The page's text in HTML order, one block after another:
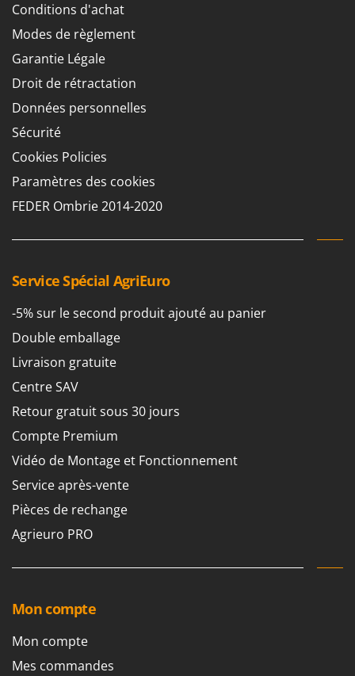
Tineco
Titania
Tornado
Tre Spade
Trev - Abrek - TecnoVIR
Trotec
Troy-Bilt
U
Udor
V
Verdemax
W
Waldner
Weber
WIDU
Wiper EcoRobot
Wolf Garten
Wortex
Worx
Z
Zanon
ZGrills
Conditions d'achat
Modes de règlement
Garantie Légale
Droit de rétractation
Données personnelles
Sécurité
Cookies Policies
Paramètres des cookies
FEDER Ombrie 2014-2020
Service Spécial AgriEuro
-5% sur le second produit ajouté au panier
Double emballage
Livraison gratuite
Centre SAV
Retour gratuit sous 30 jours
Compte Premium
Vidéo de Montage et Fonctionnement
Service après-vente
Pièces de rechange
Agrieuro PRO
Mon compte
Mon compte
Mes commandes